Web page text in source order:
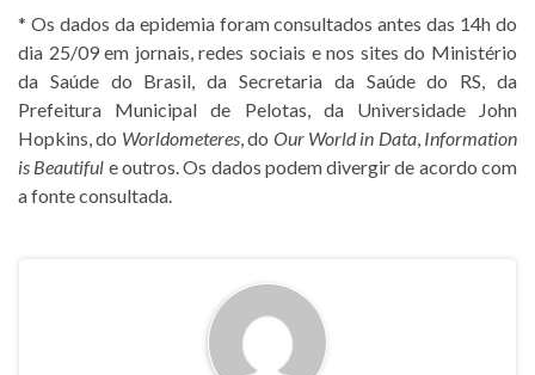
* Os dados da epidemia foram consultados antes das 14h do
dia 25/09 em jornais, redes sociais e nos sites do Ministério
da Saúde do Brasil, da Secretaria da Saúde do RS, da
Prefeitura Municipal de Pelotas, da Universidade John
Hopkins, do Worldometeres, do Our World in Data, Information
is Beautiful e outros. Os dados podem divergir de acordo com
a fonte consultada.